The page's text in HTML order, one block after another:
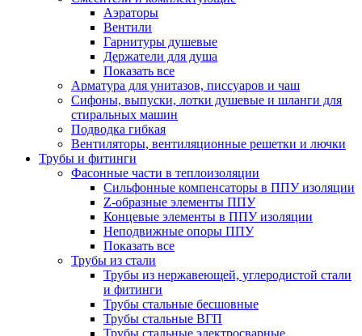
Аэраторы
Вентили
Гарнитуры душевые
Держатели для душа
Показать все
Арматура для унитазов, писсуаров и чаш
Сифоны, выпуски, лотки душевые и шланги для
стиральных машин
Подводка гибкая
Вентиляторы, вентиляционные решетки и лючки
Трубы и фитинги
Фасонные части в теплоизоляции
Cильфонные компенсаторы в ППУ изоляции
Z-образные элементы ППУ
Концевые элементы в ППУ изоляции
Неподвижные опоры ППУ
Показать все
Трубы из стали
Трубы из нержавеющей, углеродистой стали
и фитинги
Трубы стальные бесшовные
Трубы стальные ВГП
Трубы стальные электросварные